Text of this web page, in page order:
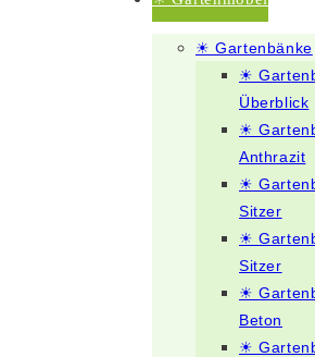
☀ Gartenbänke
☀
Überblick
☀
Anthrazit
☀
Sitzer
☀
Sitzer
☀
Beton
☀